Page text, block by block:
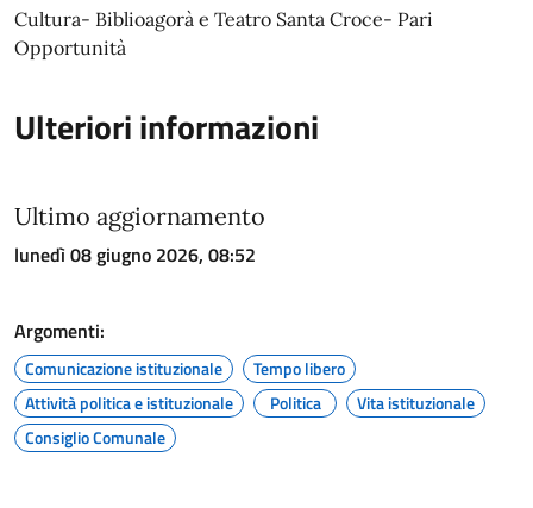
Cultura- Biblioagorà e Teatro Santa Croce- Pari
Opportunità
Ulteriori informazioni
Ultimo aggiornamento
lunedì 08 giugno 2026, 08:52
Argomenti:
Comunicazione istituzionale
Tempo libero
Attività politica e istituzionale
Politica
Vita istituzionale
Consiglio Comunale